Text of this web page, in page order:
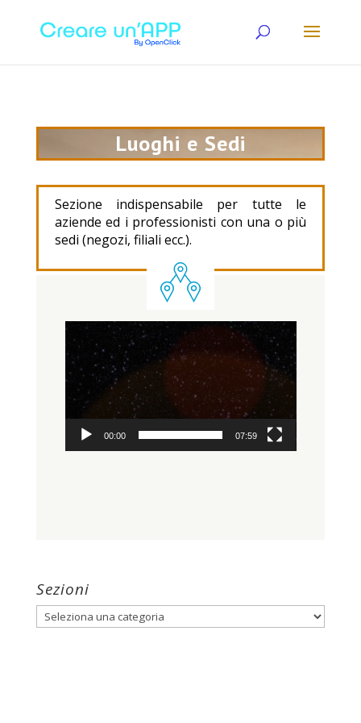
Luoghi e Sedi
Sezione indispensabile per tutte le
aziende ed i professionisti con una o più
sedi (negozi, filiali ecc.).
Video
Player
00:00 07:59
Sezioni
Sezioni